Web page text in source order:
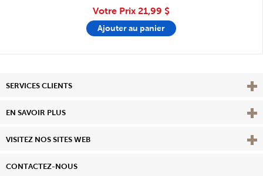
Votre Prix 21,99 $
Ajouter au panier
SERVICES CLIENTS
EN SAVOIR PLUS View
VISITEZ NOS SITES WEB
CONTACTEZ-NOUS